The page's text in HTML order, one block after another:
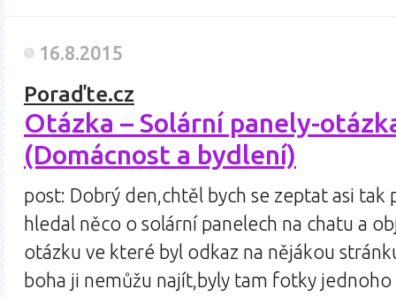
16.8.2015
Poraďte.cz
Otázka – Solární panely-
(Domácnost a bydlení)
post: Dobrý den,chtěl bych se zeptat asi tak
hledal něco o solární panelech na chatu a
otázku ve které byl odkaz na nějákou
boha ji nemůžu najít,byly tam fotky jednoho